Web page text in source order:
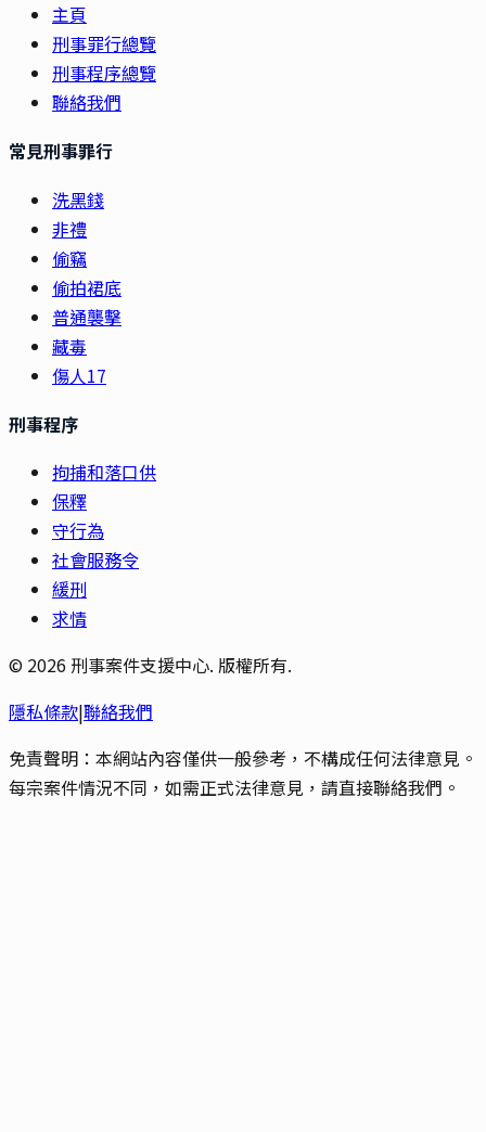
主頁
刑事罪行總覽
刑事程序總覽
聯絡我們
常見刑事罪行
洗黑錢
非禮
偷竊
偷拍裙底
普通襲擊
藏毒
傷人17
刑事程序
拘捕和落口供
保釋
守行為
社會服務令
緩刑
求情
© 2026 刑事案件支援中心. 版權所有.
隱私條款|聯絡我們
免責聲明：本網站內容僅供一般參考，不構成任何法律意見。
每宗案件情況不同，如需正式法律意見，請直接聯絡我們。